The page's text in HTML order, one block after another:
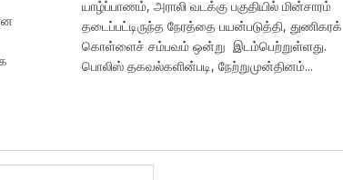
யாழ்ப்பாணம், அராலி வடக்கு பகுதியில் மின்சாரம்
தடைப்பட்டிருந்த நேரத்தை பயன்படுத்தி, துணிகரக்
கொள்ளைச் சம்பவம் ஒன்று இடம்பெற்றுள்ளது.
பொலிஸ் தகவல்களின்படி, நேற்றுமுன்தினம்...